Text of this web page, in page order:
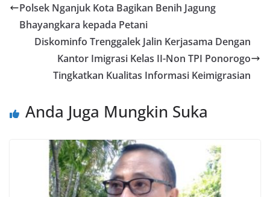
Polsek Nganjuk Kota Bagikan Benih Jagung
Bhayangkara kepada Petani
Diskominfo Trenggalek Jalin Kerjasama Dengan
Kantor Imigrasi Kelas II-Non TPI Ponorogo
Tingkatkan Kualitas Informasi Keimigrasian
Anda Juga Mungkin Suka